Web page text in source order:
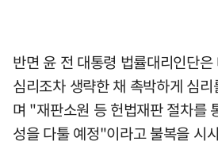
반면 윤 전 대통령 법률대리인단
심리조차 생략한 채 촉박하게 심
며 "재판소원 등 헌법재판 절차를
성을 다툴 예정"이라고 불복을 시